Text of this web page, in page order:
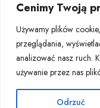
Cenimy Twoją
Używamy plików
przeglądania,
analizować nasz ruch.
używanie przez nas
Odrzuć
codziennie analizuje
trendy gospodarcze
światową ekonomię.